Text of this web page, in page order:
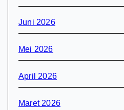
Juni 2026
Mei 2026
April 2026
Maret 2026